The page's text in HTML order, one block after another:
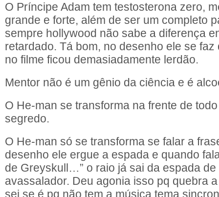
O Príncipe Adam tem testosterona zero,
grande e forte, além de ser um completo
sempre hollywood não sabe a diferença
retardado. Tá bom, no desenho ele se
no filme ficou demasiadamente lerdão.
Mentor não é um gênio da ciência e é
O He-man se transforma na frente de
segredo.
O He-man só se transforma se falar a
desenho ele ergue a espada e quando
de Greyskull…” o raio já sai da espada de
avassalador. Deu agonia isso pq quebra
sei se é pq não tem a música tema